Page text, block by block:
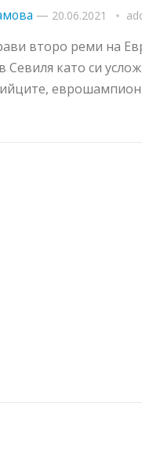
— 20.06.2021
второ реми на
Севиля като си